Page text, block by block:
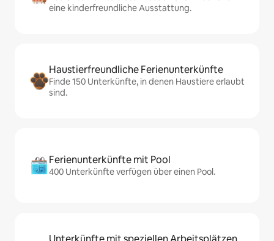
eine kinderfreundliche Ausstattung.
Haustierfreundliche Ferienunterkünfte
Finde 150 Unterkünfte, in denen Haustiere erlaubt
sind.
Ferienunterkünfte mit Pool
400 Unterkünfte verfügen über einen Pool.